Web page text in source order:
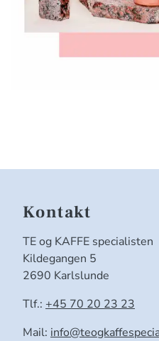
Kontakt
TE og KAFFE specialisten
Kildegangen 5
2690 Karlslunde
Tlf.: +45 70 20 23 23
Mail: